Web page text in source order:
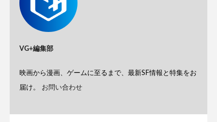
VG+編集部
映画から漫画、ゲームに至るまで、最新SF情報と特集をお
届け。 お問い合わせ